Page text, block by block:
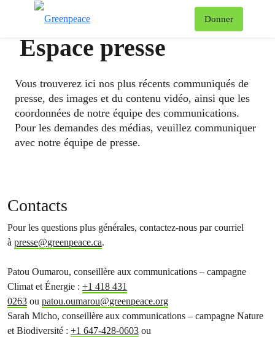
Donner
Espace presse
Vous trouverez ici nos plus récents communiqués de
presse, des images et du contenu vidéo, ainsi que les
coordonnées de notre équipe des communications.
Pour les demandes des médias, veuillez communiquer
avec notre équipe de presse.
Contacts
Pour les questions plus générales, contactez-nous par courriel
à presse@greenpeace.ca.
Patou Oumarou, conseillère aux communications – campagne
Climat et Énergie : +1 418 431
0263 ou patou.oumarou@greenpeace.org
Sarah Micho, conseillère aux communications – campagne Nature
et Biodiversité : +1 647-428-0603 ou